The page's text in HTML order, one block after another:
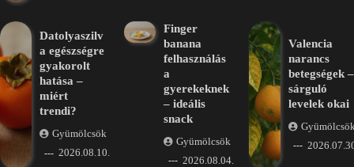
Datolyaszilv
a egészségre
gyakorolt
hatása –
miért
trendi?
Gyümölcsök
2026.08.10.
Finger
banana
felhasználás
a
gyerekeknek
– ideális
snack
Gyümölcsök
2026.08.04.
Valencia
narancs
betegségek –
sárguló
levelek okai